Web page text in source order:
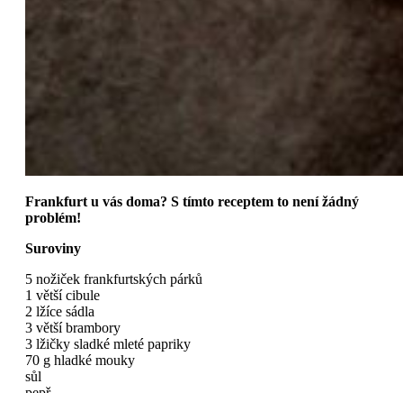
Frankfurt u vás doma? S tímto receptem to není žádný
problém!
Suroviny
5 nožiček frankfurtských párků
1 větší cibule
2 lžíce sádla
3 větší brambory
3 lžičky sladké mleté papriky
70 g hladké mouky
sůl